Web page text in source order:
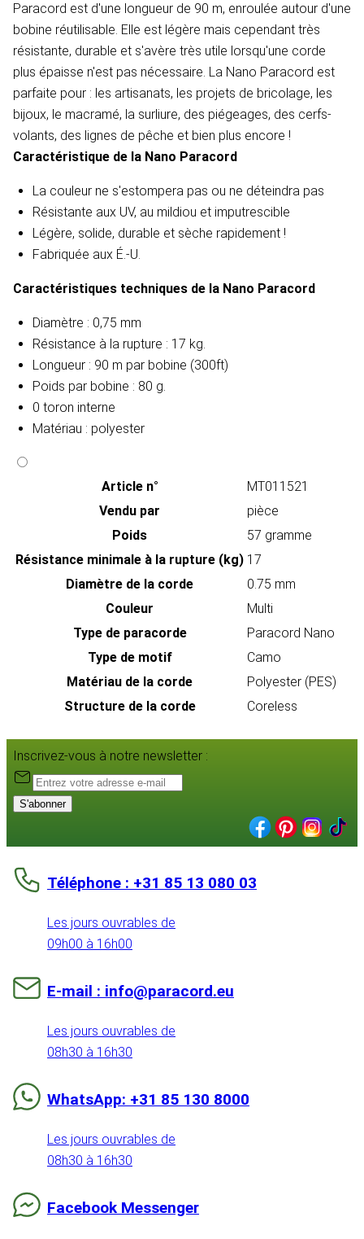
Paracord est d'une longueur de 90 m, enroulée autour d'une
bobine réutilisable. Elle est légère mais cependant très
résistante, durable et s'avère très utile lorsqu'une corde
plus épaisse n'est pas nécessaire. La Nano Paracord est
parfaite pour : les artisanats, les projets de bricolage, les
bijoux, le macramé, la surliure, des piégeages, des cerfs-
volants, des lignes de pêche et bien plus encore !
Caractéristique de la Nano Paracord
La couleur ne s'estompera pas ou ne déteindra pas
Résistante aux UV, au mildiou et imputrescible
Légère, solide, durable et sèche rapidement !
Fabriquée aux É.-U.
Caractéristiques techniques de la Nano Paracord
Diamètre : 0,75 mm
Résistance à la rupture : 17 kg.
Longueur : 90 m par bobine (300ft)
Poids par bobine : 80 g.
0 toron interne
Matériau : polyester
Article n°
MT011521
Vendu par
pièce
Poids
57 gramme
Résistance minimale à la rupture (kg) 17
Diamètre de la corde
0.75 mm
Couleur
Multi
Type de paracorde
Paracord Nano
Type de motif
Camo
Matériau de la corde
Polyester (PES)
Structure de la corde
Coreless
Inscrivez-vous à notre newsletter :
S'abonner
Téléphone : +31 85 13 080 03
Les jours ouvrables de
09h00 à 16h00
E-mail : info@paracord.eu
Les jours ouvrables de
08h30 à 16h30
WhatsApp: +31 85 130 8000
Les jours ouvrables de
08h30 à 16h30
Facebook Messenger